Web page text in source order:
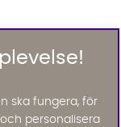
ska fungera, för
personalisera